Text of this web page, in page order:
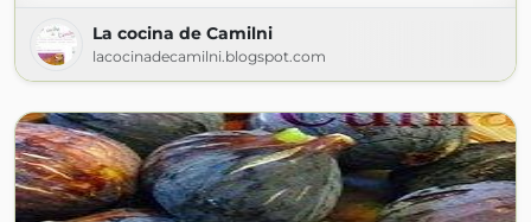
La cocina de Camilni
lacocinadecamilni.blogspot.com